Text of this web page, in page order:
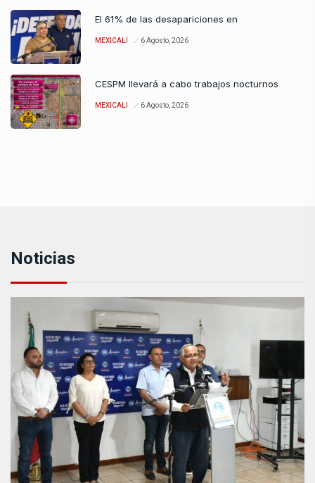
El 61% de las desapariciones en
MEXICALI 6 Agosto, 2026
CESPM llevará a cabo trabajos nocturnos
MEXICALI 6 Agosto, 2026
Noticias